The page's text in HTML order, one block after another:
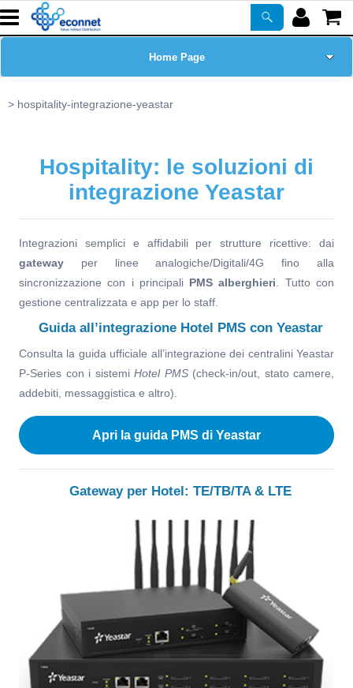
Home Page
ASSISTENZA
Certificazioni
Newsletter
PROMO ATTIVE
hospitality-integrazione-yeastar
Hospitality: le soluzioni di
integrazione Yeastar
Integrazioni semplici e affidabili per strutture ricettive: dai
gateway per linee analogiche/Digitali/4G fino alla
sincronizzazione con i principali PMS alberghieri . Tutto con
gestione centralizzata e app per lo staff.
Guida all’integrazione Hotel PMS con Yeastar
Consulta la guida ufficiale all’integrazione dei centralini Yeastar
P-Series con i sistemi Hotel PMS(check-in/out, stato camere,
addebiti, messaggistica e altro).
Apri la guida PMS di Yeastar
Gateway per Hotel: TE/TB/TA & LTE